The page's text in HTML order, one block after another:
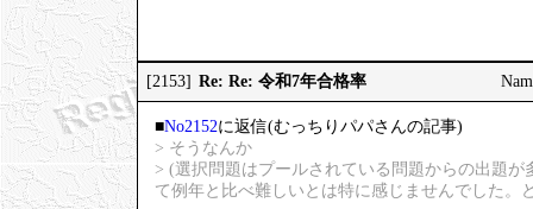
[2153] Re: Re: 令和7年合格率
■No2152に返信(むっちりパパさんの記事)
> そうなんか
> (選択問題はプールされている問題からの出題
て例年と比べ難しいとは特に感じませんでした。